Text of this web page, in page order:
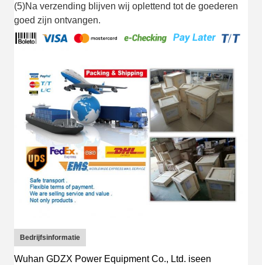
(5)Na verzending blijven wij oplettend tot de goederen
goed zijn ontvangen.
Bedrijfsinformatie
Wuhan GDZX Power Equipment Co., Ltd. iseen